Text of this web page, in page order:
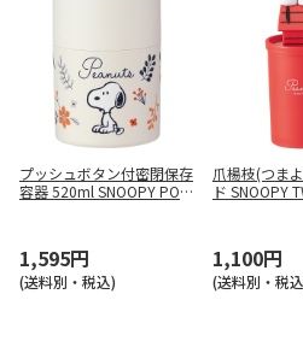
プッシュボタン付密閉保存
容器 520ml SNOOPY POS
1,595円
(送料別・税込)
爪楊枝(つま
ド SNOOPY
1,100円
(送料別・税